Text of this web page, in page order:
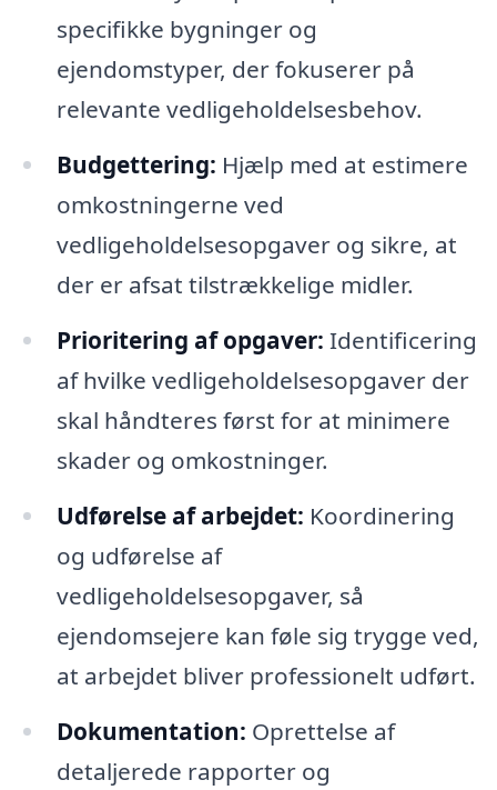
specifikke bygninger og
ejendomstyper, der fokuserer på
relevante vedligeholdelsesbehov.
Budgettering: Hjælp med at estimere
omkostningerne ved
vedligeholdelsesopgaver og sikre, at
der er afsat tilstrækkelige midler.
Prioritering af opgaver: Identificering
af hvilke vedligeholdelsesopgaver der
skal håndteres først for at minimere
skader og omkostninger.
Udførelse af arbejdet: Koordinering
og udførelse af
vedligeholdelsesopgaver, så
ejendomsejere kan føle sig trygge ved,
at arbejdet bliver professionelt udført.
Dokumentation: Oprettelse af
detaljerede rapporter og